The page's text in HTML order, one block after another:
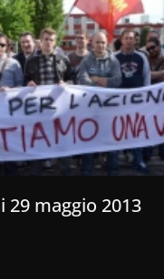
29 maggio 2013